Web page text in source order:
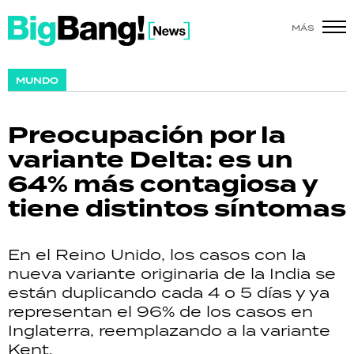
MÁS
MUNDO
Preocupación por la
variante Delta: es un
64% más contagiosa y
tiene distintos síntomas
En el Reino Unido, los casos con la
nueva variante originaria de la India se
están duplicando cada 4 o 5 días y ya
representan el 96% de los casos en
Inglaterra, reemplazando a la variante
Kent.
SHOW
ACTUALIDAD
POLICIALES
ECONOMÍA
GRAN HERMANO
SALUD
DEPORTES